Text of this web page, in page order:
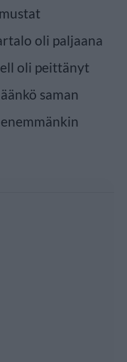
oli paljaana
oli peittänyt
saman